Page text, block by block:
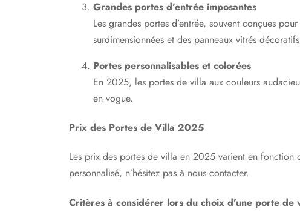
Grandes portes d’entrée imposantes
Les grandes portes d’entrée, souvent conçues
surdimensionnées et des panneaux vitrés
Portes personnalisables et colorées
En 2025, les portes de villa aux couleurs
en vogue.
Prix des Portes de Villa 2025
Les prix des portes de villa en 2025 varient en fonction
personnalisé, n’hésitez pas à nous contacter.
Critères à considérer lors du choix d’une porte de